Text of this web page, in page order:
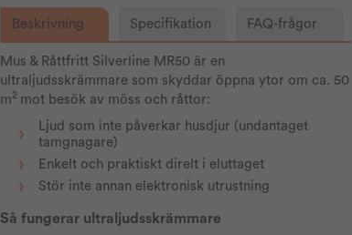
Beskrivning Specifikation FAQ-frågor
Mus & Råttfritt Silverline MR50 är en
ultraljudsskrämmare som skyddar öppna ytor om ca. 50
m2 mot besök av möss och råttor:
Ljud som inte påverkar husdjur (undantaget
tamgnagare)
Enkelt och praktiskt direlt i eluttaget
Stör inte annan elektronisk utrustning
Så fungerar ultraljudsskrämmare